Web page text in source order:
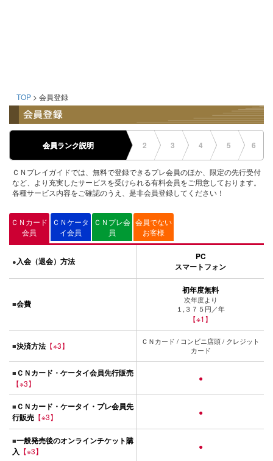
TOP > 会員登録
会員ランク説明 2 3 4 5 6
ＣＮプレイガイドでは、無料で登録できるプレ会員のほか、限定の先行受付
など、より充実したサービスを受けられる有料会員をご用意しております。
各種サービス内容をご確認のうえ、是非会員登録してください！
ＣＮカード
会員
ＣＮケータ
イ会員
ＣＮプレ会
員
会員でない
お客様
●入会（退会）方法
PC
スマートフォン
■会費
初年度無料
次年度より
１,３７５円／年
【※1】
■決済方法 【※3】
ＣＮカード / コンビニ店頭 / クレジット
カード
■ＣＮカード・ケータイ会員先行販売
【※3】
●
■ＣＮカード・ケータイ・プレ会員先
行販売 【※3】 ●
■一般発売後のオンラインチケット購
入 【※3】 ●